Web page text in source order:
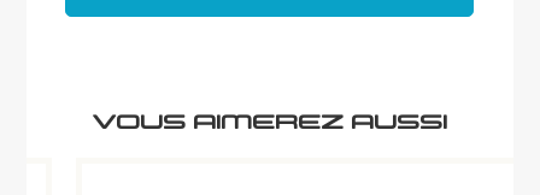
VOUS AIMEREZ AUSSI